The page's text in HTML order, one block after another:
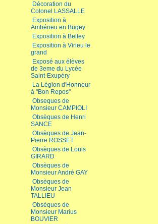
Décoration du
Colonel LASSALLE
Exposition à
Ambérieu en Bugey
Exposition à Belley
Exposition à Virieu le
grand
Exposé aux élèves
de 3eme du Lycée
Saint-Exupéry
La Légion d'Honneur
à "Bon Repos"
Obseques de
Monsieur CAMPIOLI
Obsèques de Henri
SANCE
Obsèques de Jean-
Pierre ROSSET
Obsèques de Louis
GIRARD
Obsèques de
Monsieur André GAY
Obsèques de
Monsieur Jean
TALLIEU
Obsèques de
Monsieur Marius
BOUVIER